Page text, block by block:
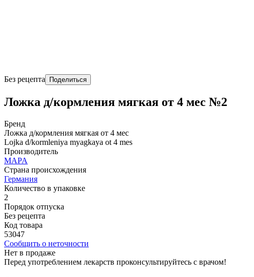
Без рецепта Поделиться
Ложка д/кормления мягкая от 4 мес №2
Бренд
Ложка д/кормления мягкая от 4 мес
Lojka d/kormleniya myagkaya ot 4 mes
Производитель
MAPA
Страна происхождения
Германия
Количество в упаковке
2
Порядок отпуска
Без рецепта
Код товара
53047
Сообщить о неточности
Нет в продаже
Перед употреблением лекарств проконсультируйтесь с врачом!